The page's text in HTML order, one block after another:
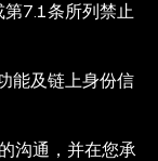
7.1条所列禁止
能及链上身份信
沟通，并在您承